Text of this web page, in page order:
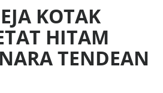
KOTAK
HITAM
TENDEAN